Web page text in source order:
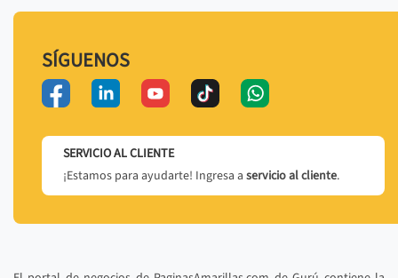
SÍGUENOS
SERVICIO AL CLIENTE
¡Estamos para ayudarte! Ingresa a servicio al cliente.